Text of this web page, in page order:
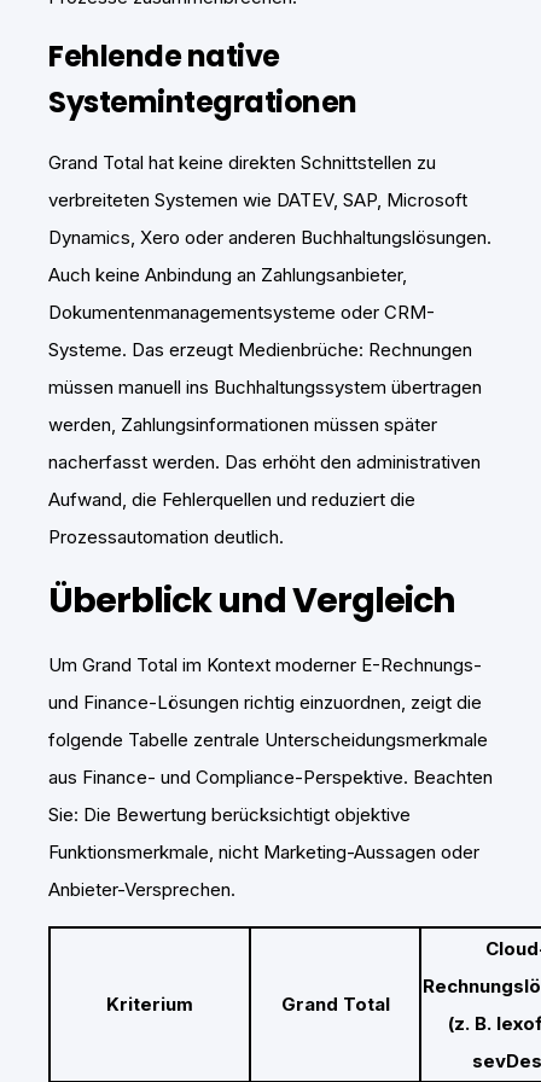
Fehlende native
Systemintegrationen
Grand Total hat keine direkten Schnittstellen zu
verbreiteten Systemen wie DATEV, SAP, Microsoft
Dynamics, Xero oder anderen Buchhaltungslösungen.
Auch keine Anbindung an Zahlungsanbieter,
Dokumentenmanagementsysteme oder CRM-
Systeme. Das erzeugt Medienbrüche: Rechnungen
müssen manuell ins Buchhaltungssystem übertragen
werden, Zahlungsinformationen müssen später
nacherfasst werden. Das erhöht den administrativen
Aufwand, die Fehlerquellen und reduziert die
Prozessautomation deutlich.
Überblick und Vergleich
Um Grand Total im Kontext moderner E-Rechnungs-
und Finance-Lösungen richtig einzuordnen, zeigt die
folgende Tabelle zentrale Unterscheidungsmerkmale
aus Finance- und Compliance-Perspektive. Beachten
Sie: Die Bewertung berücksichtigt objektive
Funktionsmerkmale, nicht Marketing-Aussagen oder
Anbieter-Versprechen.
Kriterium Grand Total
(z. B.